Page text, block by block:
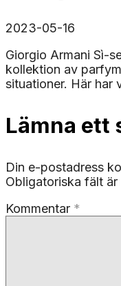
2023-05-16
Giorgio Armani Sì-
kollektion av
situationer. Här har
Lämna ett
Din e-postadress
Obligatoriska fält är
Kommentar *